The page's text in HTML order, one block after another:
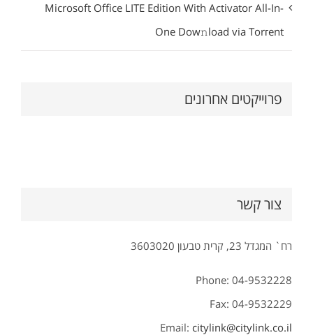
Microsoft Office LITE Edition With Activator All-In-
One Dow𝚗load via Torгent
פרוייקטים אחרונים
צור קשר
רח` המגדל 23, קרית טבעון 3603020
Phone: 04-9532228
Fax: 04-9532229
Email: citylink@citylink.co.il